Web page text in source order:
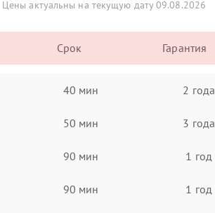
Цены актуальны на текущую дату 09.08.2026
Срок Гарантия
40 мин 2 года
50 мин 3 года
90 мин 1 год
90 мин 1 год